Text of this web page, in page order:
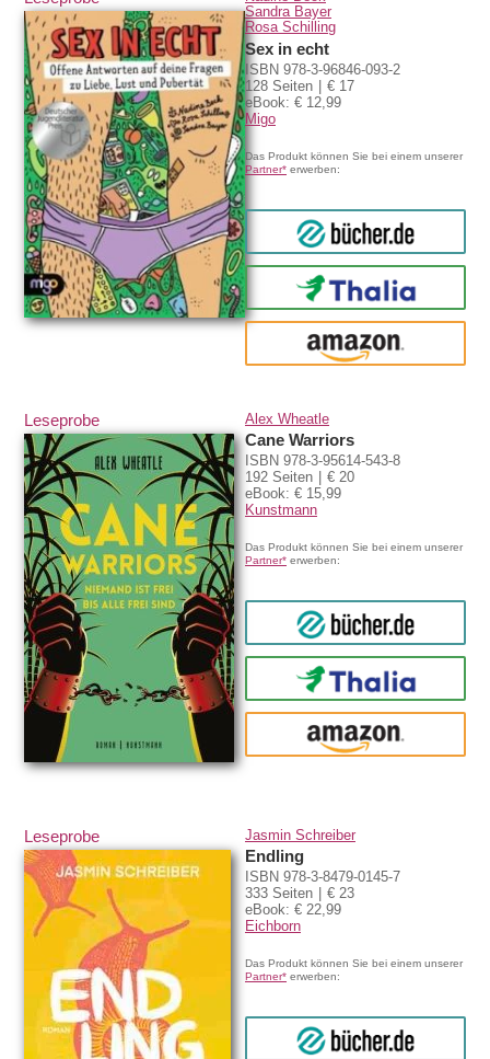
Sandra Bayer
Rosa Schilling
Sex in echt
ISBN 978-3-96846-093-2
128 Seiten
€ 17
eBook: € 12,99
Migo
Das Produkt können Sie bei einem unserer
Partner* erwerben:
bücher.de
Thalia
amazon
Leseprobe Alex Wheatle
Cane Warriors
ISBN 978-3-95614-543-8
192 Seiten
€ 20
eBook: € 15,99
Kunstmann
Das Produkt können Sie bei einem unserer
Partner* erwerben:
bücher.de
Thalia
amazon
Leseprobe Jasmin Schreiber
Endling
ISBN 978-3-8479-0145-7
333 Seiten
€ 23
eBook: € 22,99
Eichborn
Das Produkt können Sie bei einem unserer
Partner* erwerben:
bücher.de